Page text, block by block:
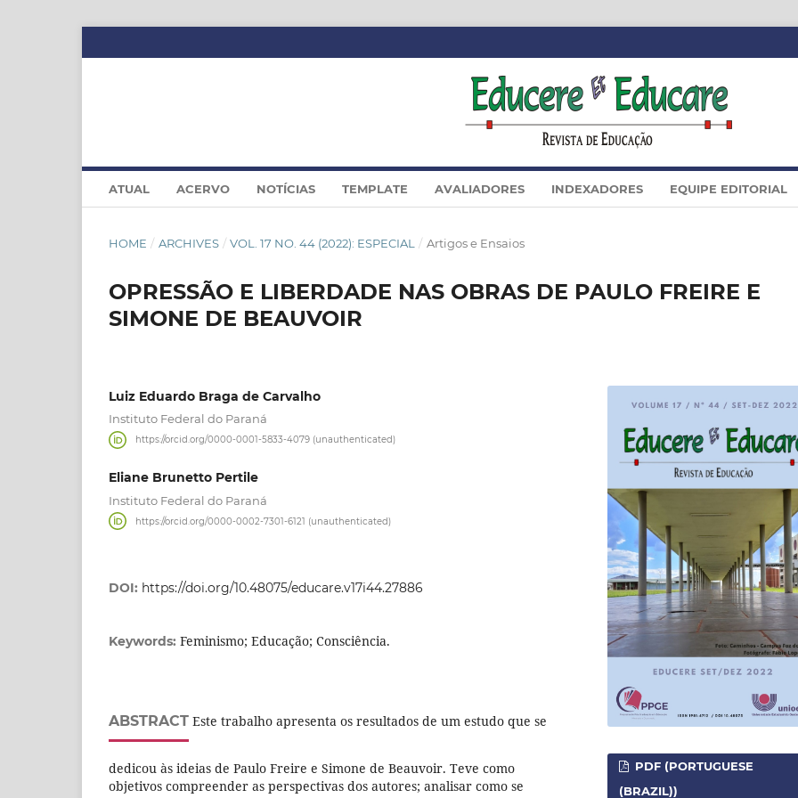
ATUAL ACERVO NOTÍCIAS TEMPLATE AVALIADORES INDEXADORES EQUIPE EDITORIAL
HOME / ARCHIVES / VOL. 17 NO. 44 (2022): ESPECIAL / Artigos e Ensaios
OPRESSÃO E LIBERDADE NAS OBRAS DE PAULO FREIRE E
SIMONE DE BEAUVOIR
Luiz Eduardo Braga de Carvalho
Instituto Federal do Paraná
https://orcid.org/0000-0001-5833-4079 (unauthenticated)
Eliane Brunetto Pertile
Instituto Federal do Paraná
https://orcid.org/0000-0002-7301-6121 (unauthenticated)
DOI: https://doi.org/10.48075/educare.v17i44.27886
Keywords: Feminismo; Educação; Consciência.
ABSTRACT Este trabalho apresenta os resultados de um estudo que se
dedicou às ideias de Paulo Freire e Simone de Beauvoir. Teve como
objetivos compreender as perspectivas dos autores; analisar como se
PDF (PORTUGUESE
(BRAZIL))